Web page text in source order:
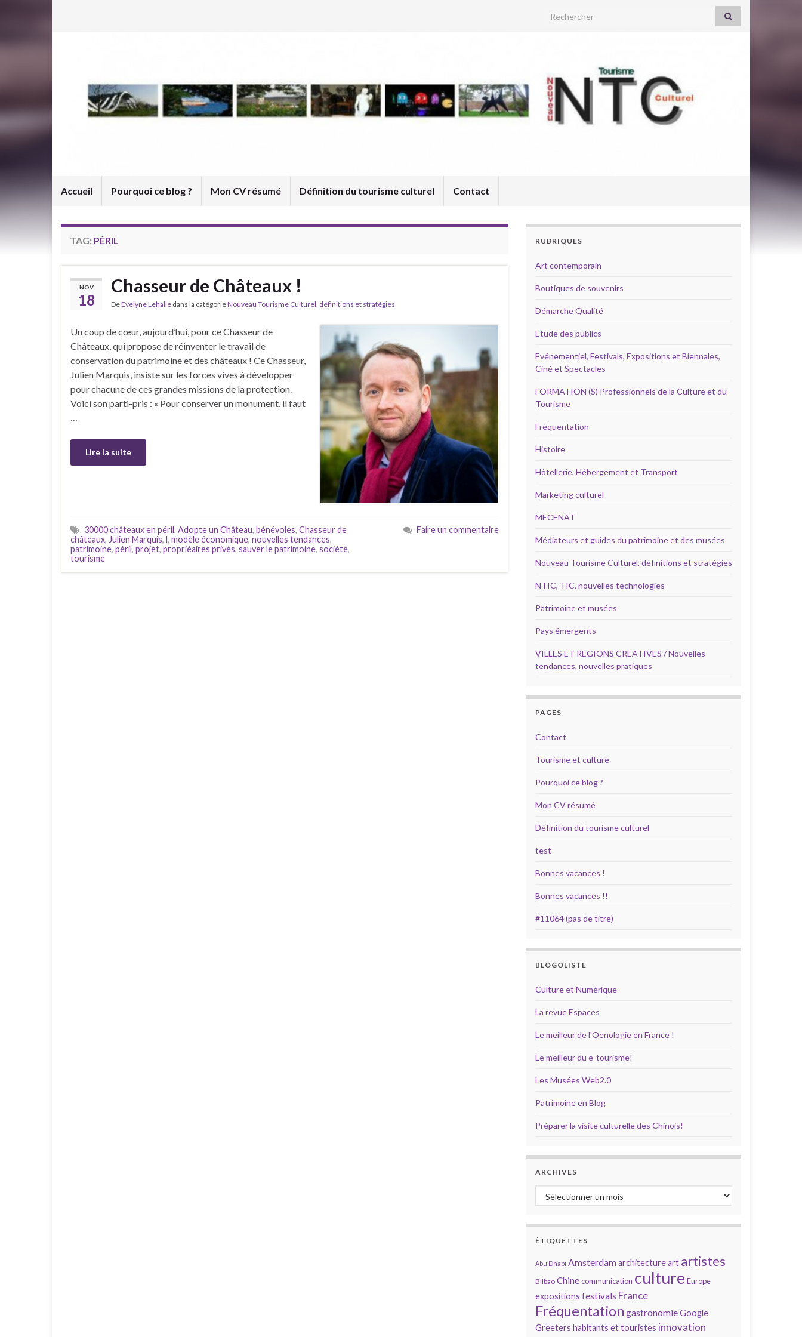
Search for:
Accueil Pourquoi ce blog ? Mon CV résumé Définition du tourisme culturel Contact
TAG: PÉRIL
NOV
18
Chasseur de Châteaux !
DeEvelyne Lehalle dans la catégorieNouveau Tourisme Culturel, définitions et stratégies
Un coup de cœur, aujourd’hui, pour ce Chasseur de
Châteaux, qui propose de réinventer le travail de
conservation du patrimoine et des châteaux ! Ce Chasseur,
Julien Marquis, insiste sur les forces vives à développer
pour chacune de ces grandes missions de la protection.
Voici son parti-pris : « Pour conserver un monument, il faut
…
Lire la suite
30000 châteaux en péril, Adopte un Château, bénévoles, Chasseur de
châteaux, Julien Marquis, l, modèle économique, nouvelles tendances,
patrimoine, péril, projet, propriéaires privés, sauver le patrimoine, société,
tourisme
Faire un commentaire
RUBRIQUES
Art contemporain
Boutiques de souvenirs
Démarche Qualité
Etude des publics
Evénementiel, Festivals, Expositions et Biennales,
Ciné et Spectacles
FORMATION (S) Professionnels de la Culture et du
Tourisme
Fréquentation
Histoire
Hôtellerie, Hébergement et Transport
Marketing culturel
MECENAT
Médiateurs et guides du patrimoine et des musées
Nouveau Tourisme Culturel, définitions et stratégies
NTIC, TIC, nouvelles technologies
Patrimoine et musées
Pays émergents
VILLES ET REGIONS CREATIVES / Nouvelles
tendances, nouvelles pratiques
PAGES
Contact
Tourisme et culture
Pourquoi ce blog ?
Mon CV résumé
Définition du tourisme culturel
test
Bonnes vacances !
Bonnes vacances !!
#11064 (pas de titre)
BLOGOLISTE
Culture et Numérique
La revue Espaces
Le meilleur de l'Oenologie en France !
Le meilleur du e-tourisme!
Les Musées Web2.0
Patrimoine en Blog
Préparer la visite culturelle des Chinois!
ARCHIVES
Archives
ÉTIQUETTES
Abu Dhabi Amsterdamarchitectureart artistes
Bilbao Chinecommunication culture Europe
expositions festivals France
Fréquentation gastronomieGoogle
Greeters habitants et touristes innovation